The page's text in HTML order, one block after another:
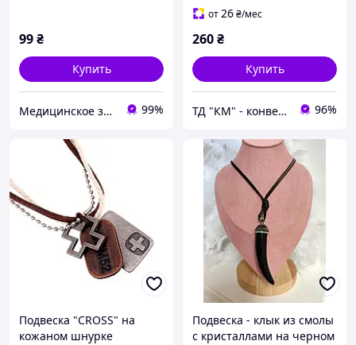
99₴
Купить
Медицинское золото Xuping и Бижутерия оптом 99%
от26₴/мес
260₴
Купить
ТД "КМ" - конверты почтовые и бандерольные | аксессуары, бижутерия, техника 96%
Подвеска "CROSS" на
кожаном шнурке
Подвеска - клык из смолы
с кристаллами на черном